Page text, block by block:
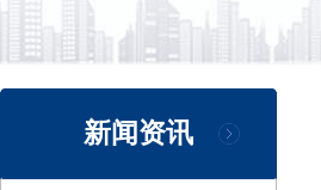
新闻资讯